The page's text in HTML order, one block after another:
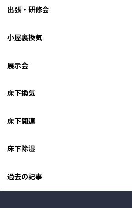
出張・研修会
小屋裏換気
展示会
床下換気
床下関連
床下除湿
過去の記事